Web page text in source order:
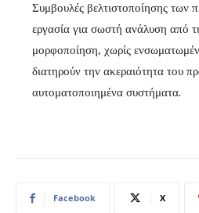
Συμβουλές βελτιστοποίησης των
εργασία για σωστή ανάλυση από
μορφοποίηση, χωρίς
διατηρούν την ακεραιότητα του
αυτοματοποιημένα συστήματα.
Facebook X